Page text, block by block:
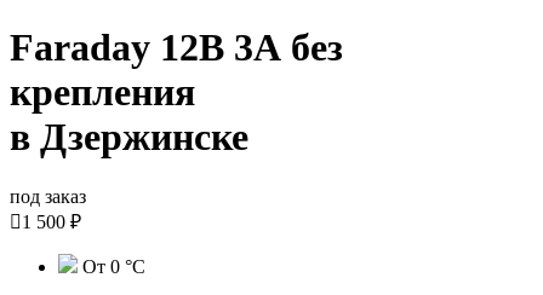
Faraday 12В 3А без
крепления
в Дзержинске
под заказ
1 500 ₽
От 0 °С